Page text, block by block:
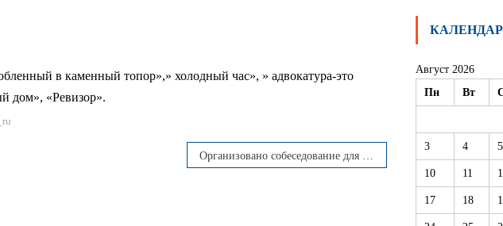
в каменный топор»,» холодный час», » адвокатура-это
дом», «Ревизор».
Организовано собеседование для претендентов на должность независимого исследователя в ГИКУз
Август 2026
Пн
Вт
3 4 5
10 11
17 18